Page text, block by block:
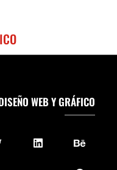
WEB Y GRÁFICO